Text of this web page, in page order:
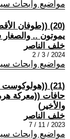
مواضيع وابحاث
يموتون ..
خلف الناصر
2024 / 3 / 2
مواضيع وابحاث
(21)
والأخير)
خلف الناصر
2023 / 11 / 7
مواضيع وابحاث